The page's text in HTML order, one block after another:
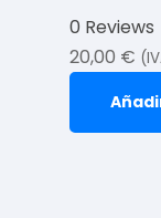
0 Reviews
20,00 €